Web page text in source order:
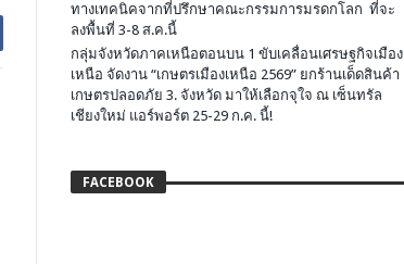
ทางเทคนิคจากที่ปรึกษาคณะกรรมการมรดกโลก ที่จะ
ลงพื้นที่ 3-8 ส.ค.นี้
กลุ่มจังหวัดภาคเหนือตอนบน 1 ขับเคลื่อนเศรษฐกิจเมือง
เหนือ จัดงาน “เกษตรเมืองเหนือ 2569” ยกร้านเด็ดสินค้า
เกษตรปลอดภัย 3. จังหวัด มาให้เลือกจุใจ ณ เซ็นทรัล
เชียงใหม่ แอร์พอร์ต 25-29 ก.ค. นี้!
FACEBOOK